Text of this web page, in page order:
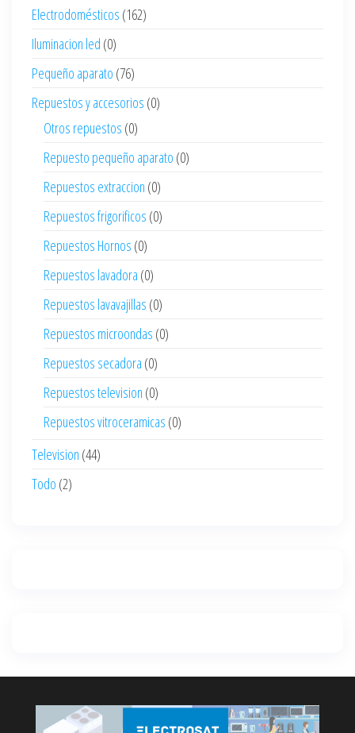
Electrodomésticos (162)
Iluminacion led (0)
Pequeño aparato (76)
Repuestos y accesorios (0)
Otros repuestos (0)
Repuesto pequeño aparato (0)
Repuestos extraccion (0)
Repuestos frigorificos (0)
Repuestos Hornos (0)
Repuestos lavadora (0)
Repuestos lavavajillas (0)
Repuestos microondas (0)
Repuestos secadora (0)
Repuestos television (0)
Repuestos vitroceramicas (0)
Television (44)
Todo (2)